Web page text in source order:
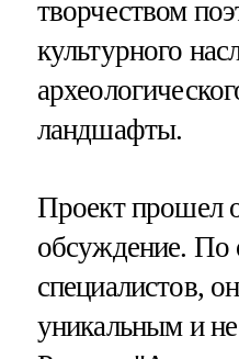
творчеством
культурного
ландшафты.
Проект прошел
обсуждение. По
специалистов,
уникальным и